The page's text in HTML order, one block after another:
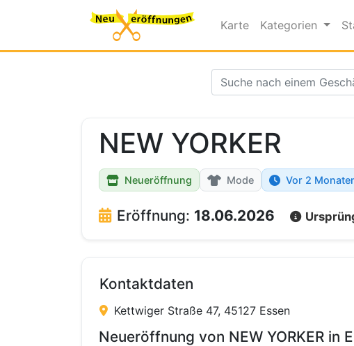
Karte Kategorien
NEW YORKER
Neueröffnung Mode Vor 2
Eröffnung: 18.06.2026
Kontaktdaten
Kettwiger Straße 47, 45127 Essen
Neueröffnung von NEW YORKER in